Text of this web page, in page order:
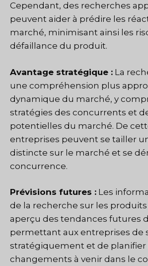
Cependant, des recherches
peuvent aider à prédire les
marché, minimisant ainsi les
défaillance du produit.
Avantage stratégique : La
une compréhension plus
dynamique du marché, y
stratégies des concurrents et
potentielles du marché. De
entreprises peuvent se tailler
distincte sur le marché et se
concurrence.
Prévisions futures : Les
de la recherche sur les
aperçu des tendances futures
permettant aux entreprises de
stratégiquement et de planifier
changements à venir dans le